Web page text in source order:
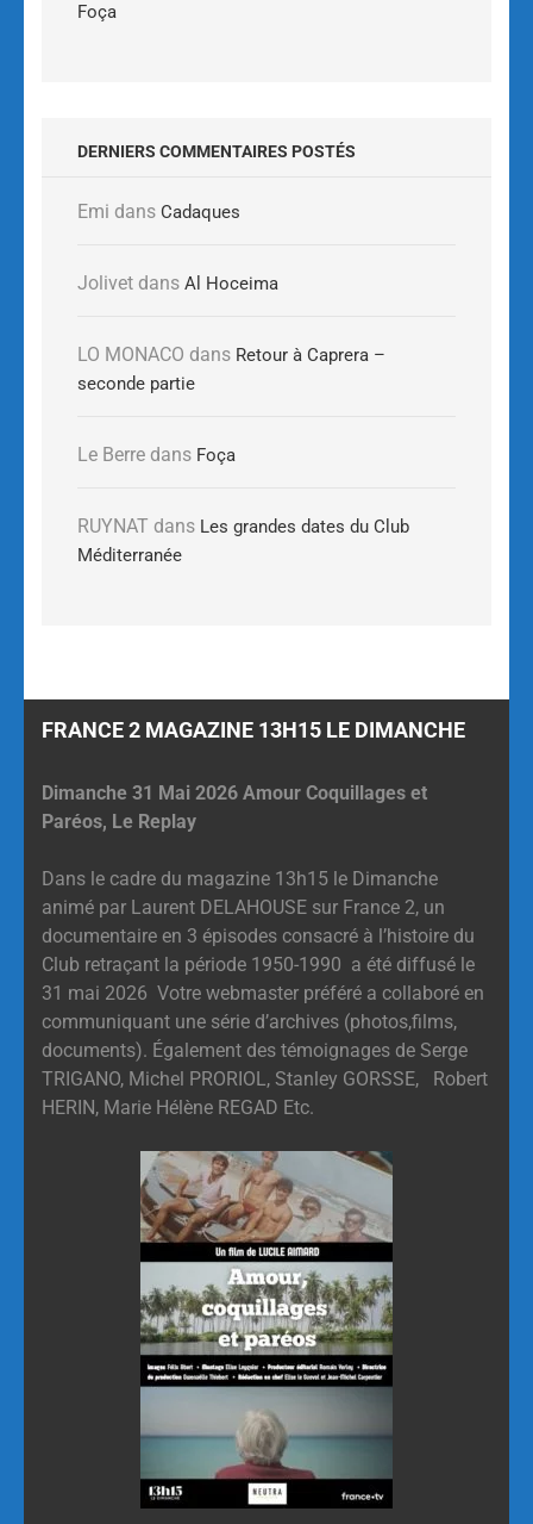
Foça
DERNIERS COMMENTAIRES POSTÉS
Emi dans Cadaques
Jolivet dans Al Hoceima
LO MONACO dans Retour à Caprera –
seconde partie
Le Berre dans Foça
RUYNAT dans Les grandes dates du Club
Méditerranée
FRANCE 2 MAGAZINE 13H15 LE DIMANCHE
Dimanche 31 Mai 2026 Amour Coquillages et
Paréos, Le Replay
Dans le cadre du magazine 13h15 le Dimanche
animé par Laurent DELAHOUSE sur France 2, un
documentaire en 3 épisodes consacré à l’histoire du
Club retraçant la période 1950-1990 a été diffusé le
31 mai 2026 Votre webmaster préféré a collaboré en
communiquant une série d’archives (photos,films,
documents). Également des témoignages de Serge
TRIGANO, Michel PRORIOL, Stanley GORSSE, Robert
HERIN, Marie Hélène REGAD Etc.